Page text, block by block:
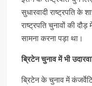
सुधारवादी राष्ट्रपति के
राष्ट्रपति चुनावों की दौड़
सामना करना पड़ा था।
ब्रिटेन चुनाव में भी
ब्रिटेन के चुनाव में